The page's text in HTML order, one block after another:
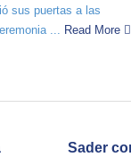
sus puertas a las
... Read More
Sader